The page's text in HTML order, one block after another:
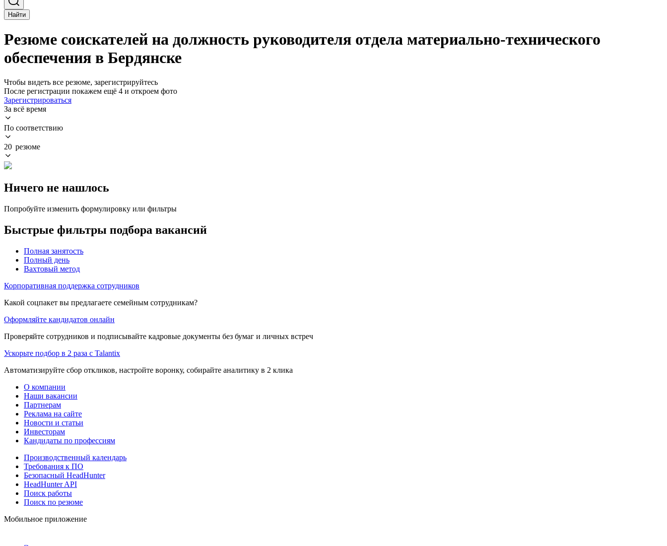
Найти
Резюме соискателей на должность руководителя отдела материально-технического
обеспечения в Бердянске
Чтобы видеть все резюме, зарегистрируйтесь
После регистрации покажем ещё 4 и откроем фото
Зарегистрироваться
За всё время
По соответствию
20 резюме
Ничего не нашлось
Попробуйте изменить формулировку или фильтры
Быстрые фильтры подбора вакансий
Полная занятость
Полный день
Вахтовый метод
Корпоративная поддержка сотрудников
Какой соцпакет вы предлагаете семейным сотрудникам?
Оформляйте кандидатов онлайн
Проверяйте сотрудников и подписывайте кадровые документы без бумаг и личных встреч
Ускорьте подбор в 2 раза с Talantix
Автоматизируйте сбор откликов, настройте воронку, собирайте аналитику в 2 клика
О компании
Наши вакансии
Партнерам
Реклама на сайте
Новости и статьи
Инвесторам
Кандидаты по профессиям
Производственный календарь
Требования к ПО
Безопасный HeadHunter
HeadHunter API
Поиск работы
Поиск по резюме
Мобильное приложение